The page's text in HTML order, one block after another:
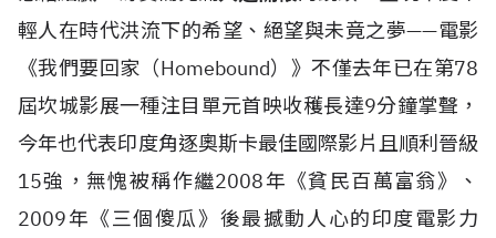
輕人在時代洪流下的希望、絕望與未竟之夢——電影
《我們要回家（Homebound）》不僅去年已在第78
屆坎城影展一種注目單元首映收穫長達9分鐘掌聲，
今年也代表印度角逐奧斯卡最佳國際影片且順利晉級
15強，無愧被稱作繼2008年 《貧民百萬富翁》、
2009年《三個傻瓜》後最撼動人心的印度電影力